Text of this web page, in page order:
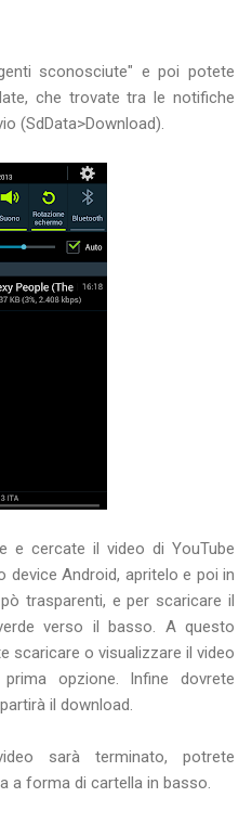
sconosciute" e poi potete
che trovate tra le notifiche
(SdData>Download).
e cercate il video di YouTube
Android, apritelo e poi in
trasparenti, e per scaricare il
verso il basso. A questo
scaricare o visualizzare il video
opzione. Infine dovrete
il download.
sarà terminato, potrete
a forma di cartella in basso.